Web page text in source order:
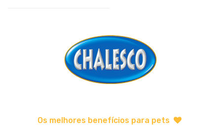
Os melhores benefícios para pets